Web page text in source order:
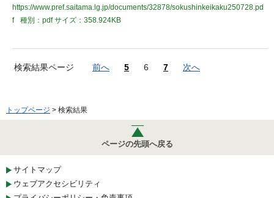
https://www.pref.saitama.lg.jp/documents/32878/sokushinkeikaku250728.pd
f
種別：pdfサイズ：358.924KB
検索結果ページ 前へ 5 6 7 次へ
トップページ > 検索結果
ページの先頭へ戻る
サイトマップ
ウェブアクセシビリティ